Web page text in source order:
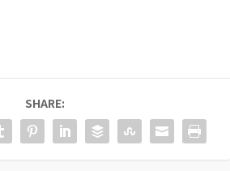
SHARE: